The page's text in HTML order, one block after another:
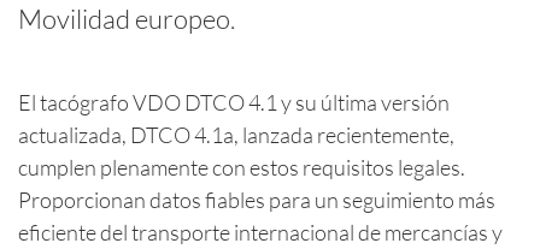
Movilidad europeo.
El tacógrafo VDO DTCO 4.1 y su última versión
actualizada, DTCO 4.1a, lanzada recientemente,
cumplen plenamente con estos requisitos legales.
Proporcionan datos fiables para un seguimiento más
eficiente del transporte internacional de mercancías y